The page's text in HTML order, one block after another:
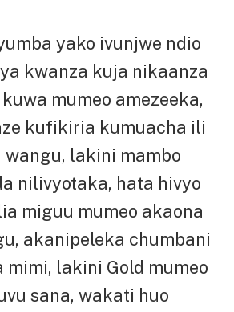
yako ivunjwe ndio
kwanza kuja nikaanza
mumeo amezeeka,
kufikiria kumuacha ili
wangu, lakini mambo
nilivyotaka, hata hivyo
miguu mumeo akaona
akanipeleka chumbani
mimi, lakini Gold mumeo
sana, wakati huo